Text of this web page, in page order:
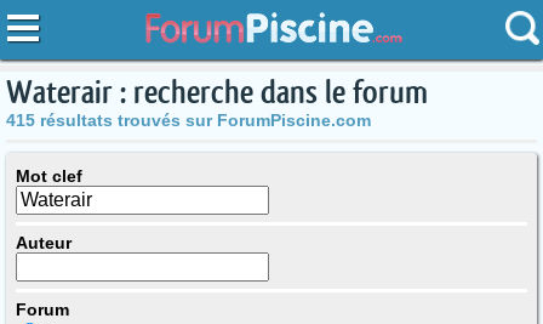
Waterair : recherche dans le forum
415 résultats trouvés sur ForumPiscine.com
Mot clef
Auteur
Forum